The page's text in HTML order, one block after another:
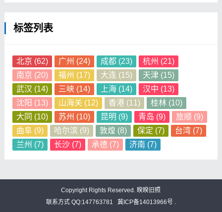
标签列表
北京 (62) 广州 (24) 成都(23) 杭州 (21)
南京 (20) 福州 (17) 大连 (15) 天津(15)
武汉 (14) 三峡(14) 上海(14) 汉中 (13)
沈阳 (13) 山海关 (12) 香港(11) 桂林(10)
大同 (10) 苏州 (10) 昆明 (9) 青岛 (9) 旅顺 (9)
曲阜(9) 哈尔滨 (9) 敦煌 (8) 保定 (7) 台湾(7)
兰州 (7) 长沙(7) 承德(7) 济南 (7)
Copyright Rights Reserved. 睽睽旧照
联系方式 QQ:147763781
冀ICP备14013966号 .